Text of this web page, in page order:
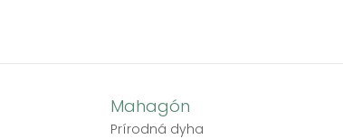
Mahagón
Prírodná dyha